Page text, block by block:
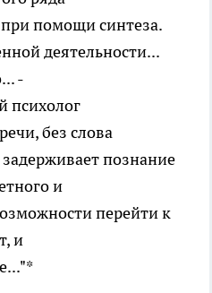
помощи синтеза.
деятельности...
-
психолог
без слова
познание
и
перейти к
и